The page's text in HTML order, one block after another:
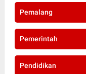
Pemalang
Pemerintah
Pendidikan